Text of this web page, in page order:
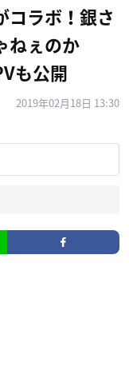
コラボ！銀さ
ねぇのか
も公開
2019年02月18日 13:30